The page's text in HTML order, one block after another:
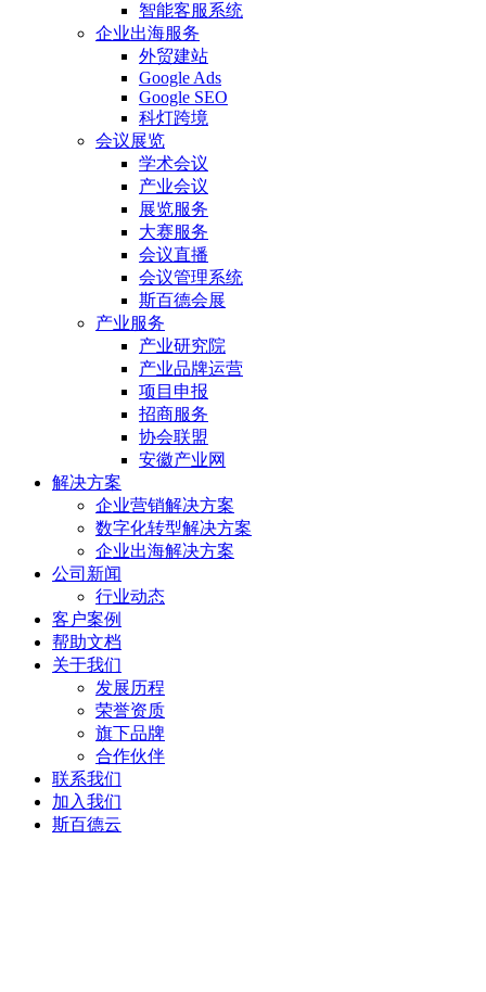
智能客服系统
企业出海服务
外贸建站
Google Ads
Google SEO
科灯跨境
会议展览
学术会议
产业会议
展览服务
大赛服务
会议直播
会议管理系统
斯百德会展
产业服务
产业研究院
产业品牌运营
项目申报
招商服务
协会联盟
安徽产业网
解决方案
企业营销解决方案
数字化转型解决方案
企业出海解决方案
公司新闻
行业动态
客户案例
帮助文档
关于我们
发展历程
荣誉资质
旗下品牌
合作伙伴
联系我们
加入我们
斯百德云